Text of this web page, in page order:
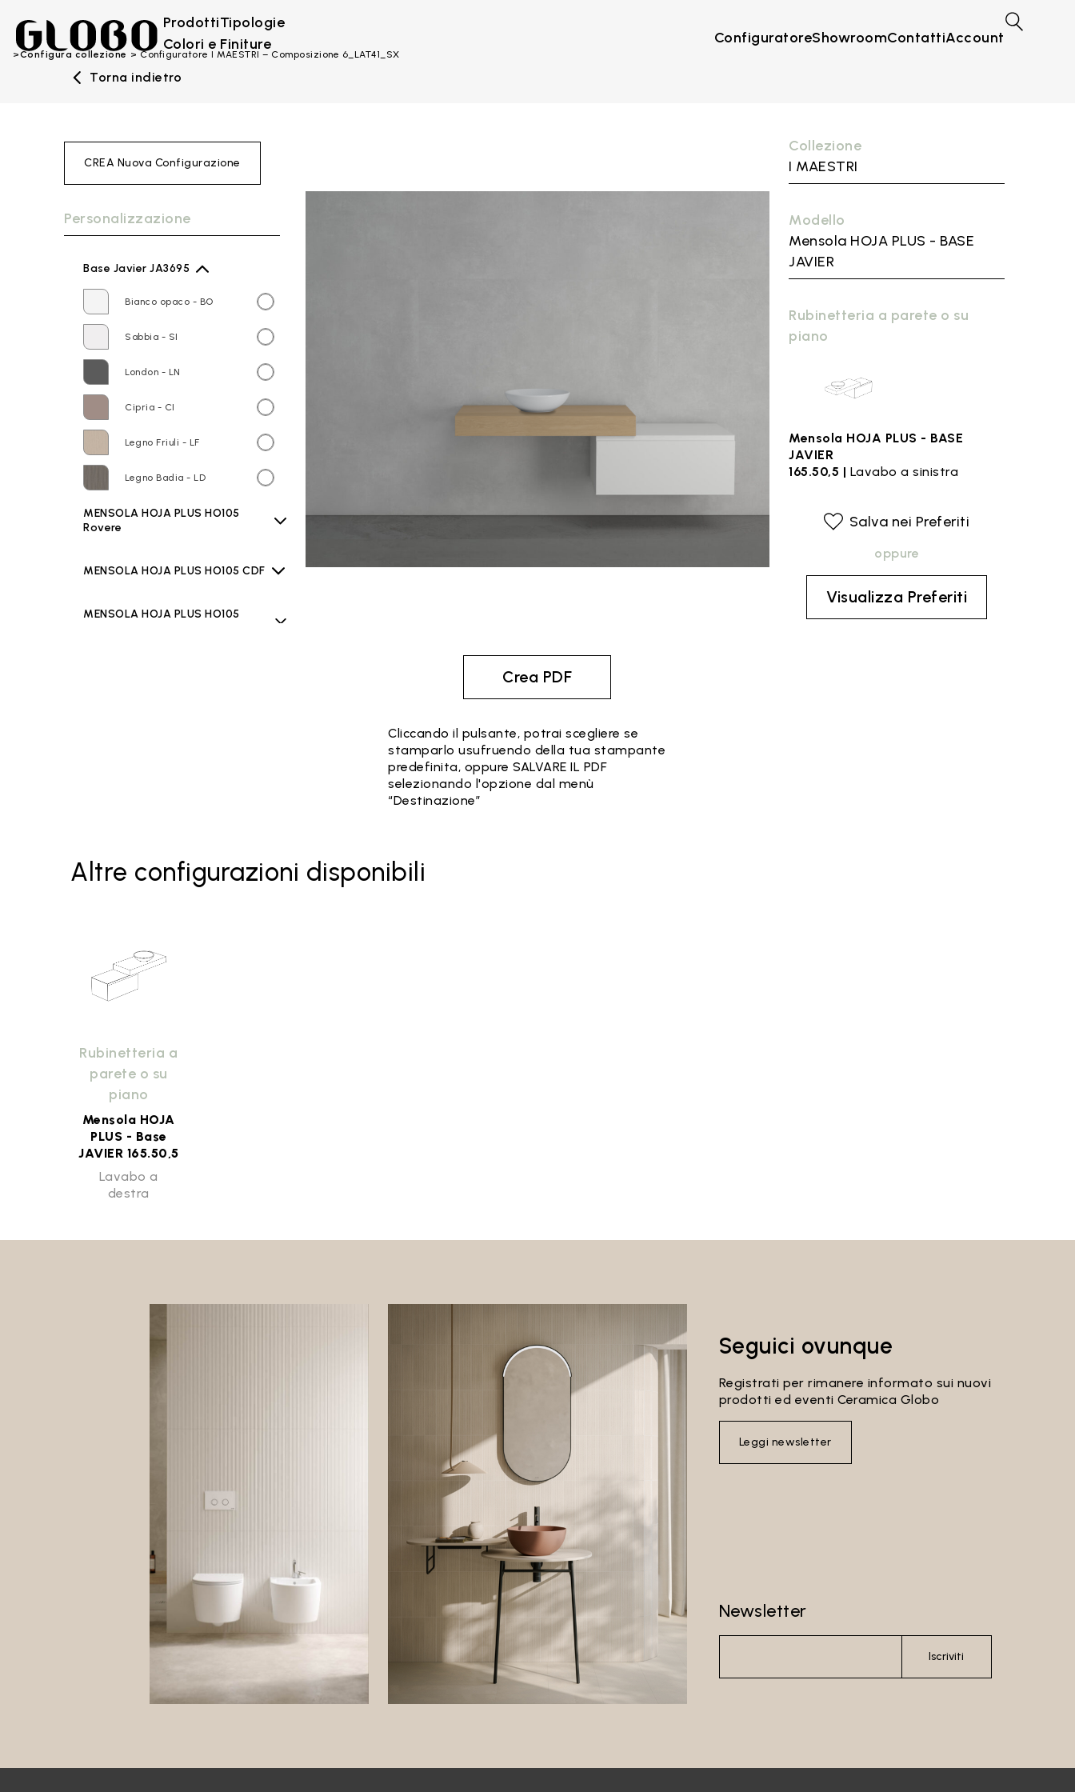
ProdottiTipologie
Colori e Finiture
ConfiguratoreShowroomContattiAccount
Configura collezione Configuratore I MAESTRI – Composizione 6_LAT41_SX
Torna indietro
CREA Nuova Configurazione
Personalizzazione
Base Javier JA3695
Bianco opaco - BO
Sabbia - SI
London - LN
Cipria - CI
Legno Friuli - LF
Legno Badia - LD
MENSOLA HOJA PLUS HO105
Rovere
MENSOLA HOJA PLUS HO105 CDF
MENSOLA HOJA PLUS HO105
Collezione
I MAESTRI
Modello
Mensola HOJA PLUS - BASE
JAVIER
Rubinetteria a parete o su
piano
Mensola HOJA PLUS - BASE
JAVIER
165.50,5 | Lavabo a sinistra
Salva nei Preferiti
oppure
Visualizza Preferiti
Crea PDF
Cliccando il pulsante, potrai scegliere se
stamparlo usufruendo della tua stampante
predefinita, oppure SALVARE IL PDF
selezionando l'opzione dal menù
“Destinazione”
Altre configurazioni disponibili
Rubinetteria a
parete o su
piano
Mensola HOJA
PLUS - Base
JAVIER 165.50,5
Lavabo a
destra
Seguici ovunque
Registrati per rimanere informato sui nuovi
prodotti ed eventi Ceramica Globo
Leggi newsletter
Newsletter
Iscriviti